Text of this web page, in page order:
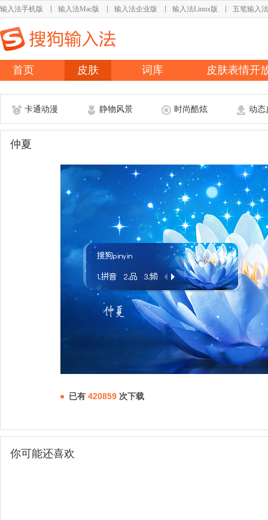
输入法手机版 输入法Mac版 输入法企业版 输入法Linux版 五笔输入法
首页 皮肤 词库 皮肤表情开
卡通动漫 静物风景 时尚酷炫 动态
仲夏
已有 420859 次下载
你可能还喜欢